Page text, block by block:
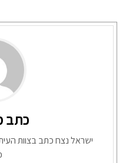
כתב
ישראל נצח כתב בצוות